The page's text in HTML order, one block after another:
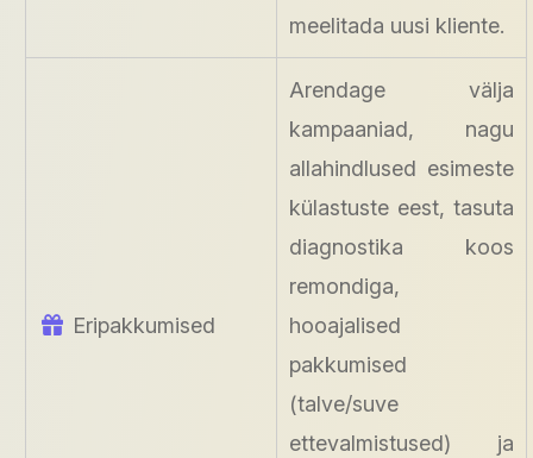
meelitada uusi kliente.
Eripakkumised
Arendage välja
kampaaniad, nagu
allahindlused esimeste
külastuste eest, tasuta
diagnostika koos
remondiga,
hooajalised
pakkumised
(talve/suve
ettevalmistused) ja